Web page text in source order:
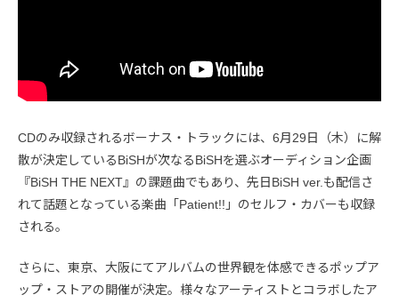
CDのみ収録されるボーナス・トラックには、6月29日（木）に解
散が決定しているBiSHが次なるBiSHを選ぶオーディション企画
『BiSH THE NEXT』の課題曲でもあり、先日BiSH ver.も配信さ
れて話題となっている楽曲「Patient!!」のセルフ・カバーも収録
される。
さらに、東京、大阪にてアルバムの世界観を体感できるポップア
ップ・ストアの開催が決定。様々なアーティストとコラボしたア